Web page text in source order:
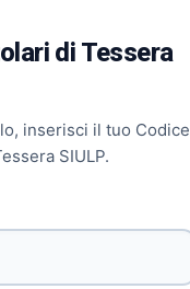
di Tessera
inserisci il tuo Codice
SIULP.